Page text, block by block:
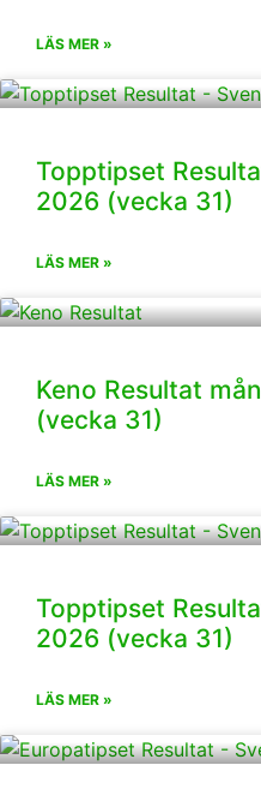
LÄS MER »
Topptipset
2026 (vecka 31)
LÄS MER »
Keno Resultat
(vecka 31)
LÄS MER »
Topptipset
2026 (vecka 31)
LÄS MER »